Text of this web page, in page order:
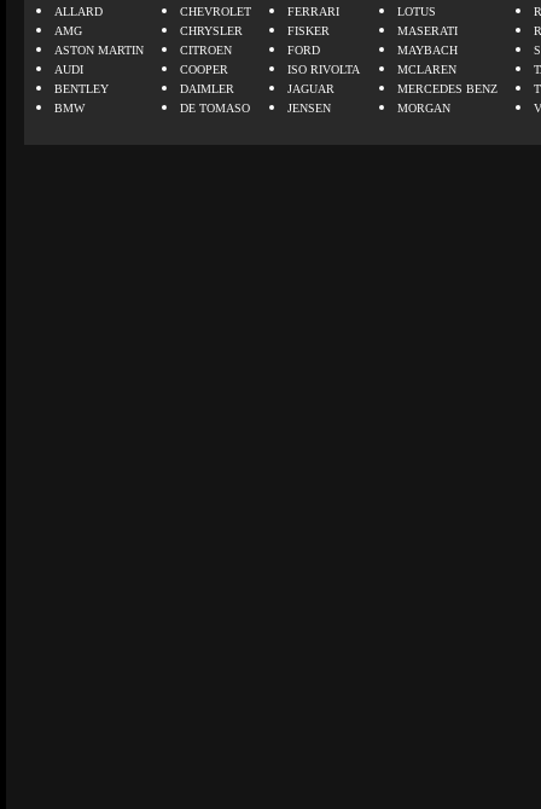
ALLARD
AMG
ASTON MARTIN
AUDI
BENTLEY
BMW
CHEVROLET
CHRYSLER
CITROEN
COOPER
DAIMLER
DE TOMASO
FERRARI
FISKER
FORD
ISO RIVOLTA
JAGUAR
JENSEN
LOTUS
MASERATI
MAYBACH
MCLAREN
MERCEDES BENZ
MORGAN